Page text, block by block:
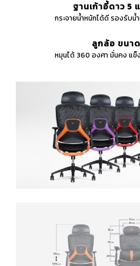
ฐานเก้าอี้ดาว 5
กระจายน้ำหนักได้ดี รองรับน้
ลูกล้อ ขนา
หมุนได้ 360 องศา มั่นคง แข็